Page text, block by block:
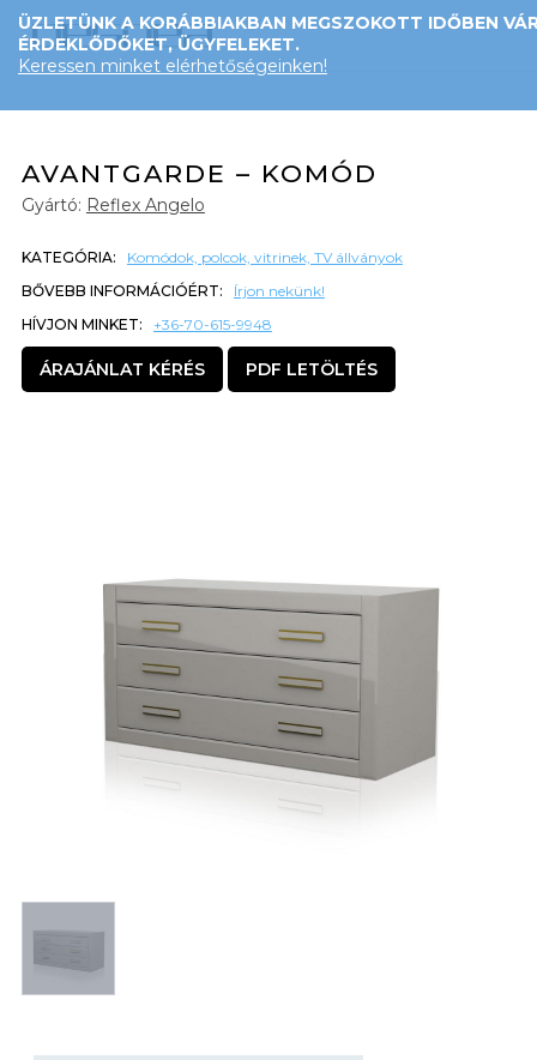
ÜZLETÜNK A KORÁBBIAKBAN MEGSZOKOTT IDŐBEN
ÉRDEKLŐDŐKET, ÜGYFELEKET.
Keressen minket elérhetőségeinken!
AVANTGARDE – KOMÓD
Gyártó: Reflex Angelo
KATEGÓRIA:
Komódok, polcok, vitrinek, TV állványok
BŐVEBB INFORMÁCIÓÉRT:
Írjon nekünk!
HÍVJON MINKET:
+36-70-615-9948
ÁRAJÁNLAT KÉRÉS PDF LETÖLTÉS